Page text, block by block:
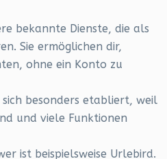
bekannte Dienste, die als
Sie ermöglichen dir,
ohne ein Konto zu
sich besonders etabliert, weil
und viele Funktionen
ist beispielsweise Urlebird.